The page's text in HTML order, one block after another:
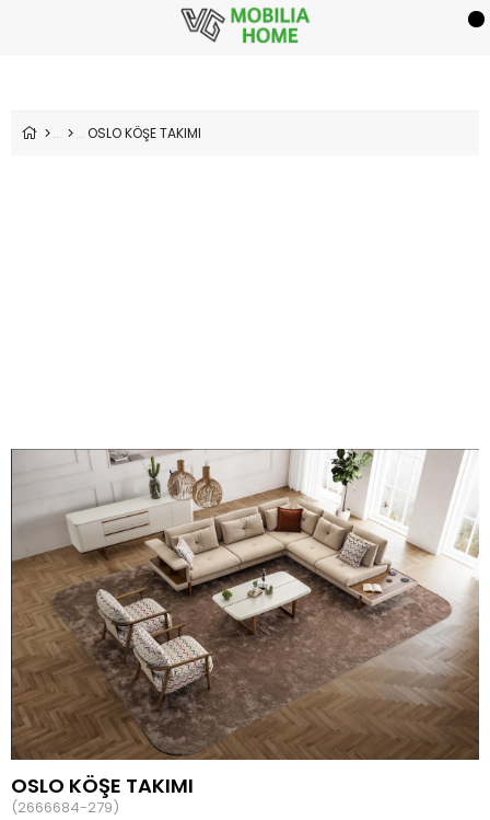
OSLO KÖŞE TAKIMI
OSLO KÖŞE TAKIMI
(2666684-279)